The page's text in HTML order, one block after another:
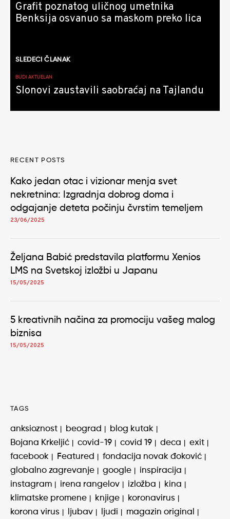
Grafit poznatog uličnog umetnika
Benksija osvanuo sa maskom preko lica
SLEDEĆI ČLANAK
BUDI AKTUELAN
Slonovi zaustavili saobraćaj na Tajlandu
RECENT POSTS
Kako jedan otac i vizionar menja svet
nekretnina: Izgradnja dobrog doma i
odgajanje deteta počinju čvrstim temeljem
23/06/2025
Željana Babić predstavila platformu Xenios
LMS na Svetskoj izložbi u Japanu
15/05/2025
5 kreativnih načina za promociju vašeg malog
biznisa
15/05/2025
TAGS
anksioznost beograd
blog kutak
Bojana Krkeljić
covid-19 covid 19 deca
exit
facebook
Featured
fondacija novak đoković
globalno zagrevanje
google
inspiracija
instagram
irena rangelov izložba
kina
klimatske promene
knjige
koronavirus
korona virus
ljubav ljudi magazin original